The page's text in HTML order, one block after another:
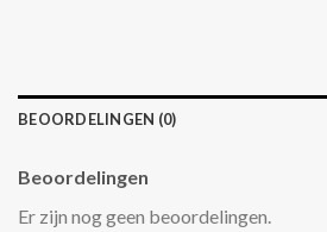
BEOORDELINGEN (0)
Beoordelingen
Er zijn nog geen beoordelingen.